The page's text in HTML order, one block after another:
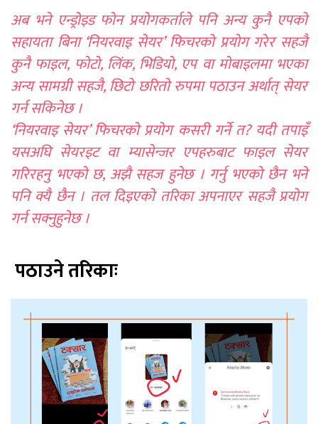
अब भने एन्ड्रोइड फोन प्रयोगकर्ताले पनि अन्य कुनै एपको
सहायता बिना ‘नियरवाइ सेयर’ फिचरको प्रयोग गरेर सहजै
कुनै फाइल, फोटो, लिंक, भिडियो, एप वा मोबाइलमा भएका
अन्य सामग्री सहजै, छिटो छरितो रुपमा पठाउन अर्थात् सेयर
गर्न सकिनेछ ।
‘नियरवाइ सेयर’ फिचरको प्रयोग कसरी गर्ने त? यदी तपाइँ
यसअघि सेयरइट वा म्यासेन्जर एपहरुबाट फाइल सेयर
गरिरहनु भएको छ, अझै सहज हुनेछ । गर्नु भएको छैन भने
पनि क्यै छैन । तल दिइएको तरिका अपनाएर सहजै प्रयोग
गर्न सक्नुहुनेछ ।
पठाउने तरिकाः